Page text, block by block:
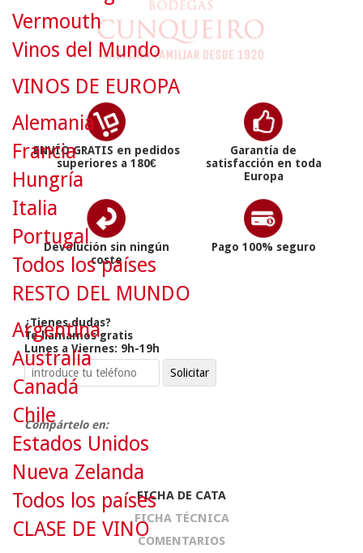
ENVÍO GRATIS en pedidos
superiores a 180€
Garantía de
satisfacción en toda
Europa
Devolución sin ningún
coste
Pago 100% seguro
¿Tienes dudas?
Te llamamos gratis
Lunes a Viernes: 9h-19h
Compártelo en:
FICHA DE CATA
FICHA TÉCNICA
COMENTARIOS
Vermouth
Vinos del Mundo
VINOS DE EUROPA
Alemania
Francia
Hungría
Italia
Portugal
Todos los países
RESTO DEL MUNDO
Argentina
Australia
Canadá
Chile
Estados Unidos
Nueva Zelanda
Todos los países
CLASE DE VINO